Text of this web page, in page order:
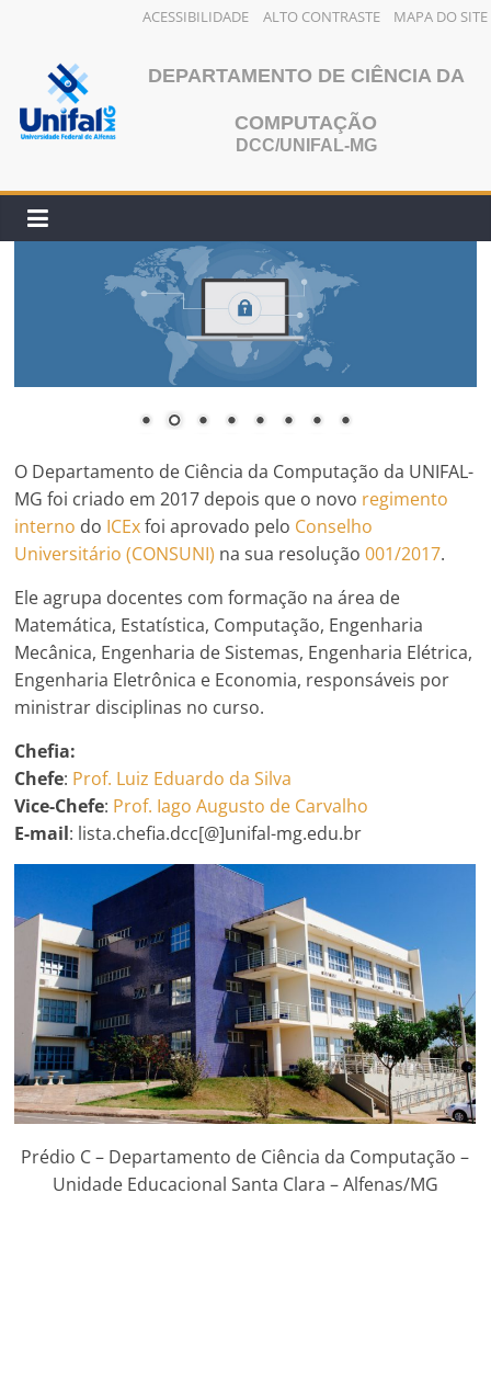
ACESSIBILIDADE ALTO CONTRASTE MAPA DO SITE
conteúdo
DEPARTAMENTO DE CIÊNCIA DA
COMPUTAÇÃO
DCC/UNIFAL-MG
O Departamento de Ciência da Computação da UNIFAL-
MG foi criado em 2017 depois que o novo regimento
interno do ICExfoi aprovado pelo Conselho
Universitário (CONSUNI) na sua resolução001/2017.
Ele agrupa docentes com formação na área de
Matemática, Estatística, Computação, Engenharia
Mecânica, Engenharia de Sistemas, Engenharia Elétrica,
Engenharia Eletrônica e Economia, responsáveis por
ministrar disciplinas no curso.
Chefia:
Chefe: Prof. Luiz Eduardo da Silva
Vice-Chefe: Prof. Iago Augusto de Carvalho
E-mail: lista.chefia.dcc[@]unifal-mg.edu.br
Prédio C – Departamento de Ciência da Computação –
Unidade Educacional Santa Clara – Alfenas/MG